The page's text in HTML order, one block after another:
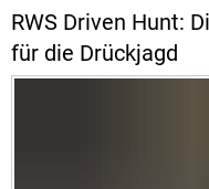
RWS Driven Hunt:
für die Drückjagd